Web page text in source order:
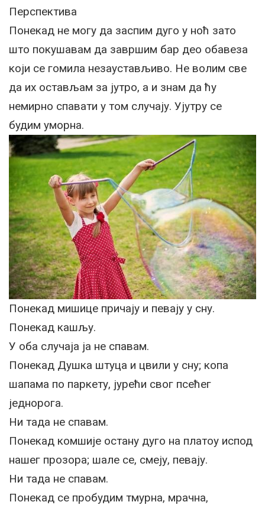
Перспектива
Понекад не могу да заспим дуго у ноћ зато
што покушавам да завршим бар део обавеза
који се гомила незаустављиво. Не волим све
да их остављам за јутро, а и знам да ћу
немирно спавати у том случају. Ујутру се
будим уморна.
Понекад мишице причају и певају у сну.
Понекад кашљу.
У оба случаја ја не спавам.
Понекад Душка штуца и цвили у сну; копа
шапама по паркету, јурећи свог псећег
једнорога.
Ни тада не спавам.
Понекад комшије остану дуго на платоу испод
нашег прозора; шале се, смеју, певају.
Ни тада не спавам.
Понекад се пробудим тмурна, мрачна,